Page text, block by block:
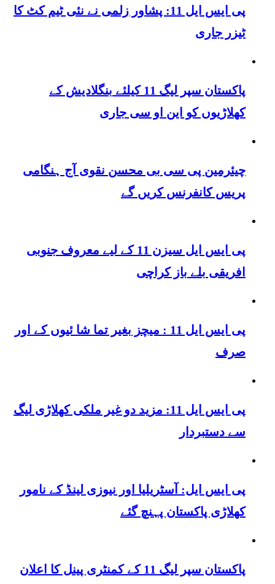
پی ایس ایل 11: پشاور زلمی نے نئی ٹیم کٹ کا
ٹیزر جاری
پاکستان سپر لیگ 11 کیلئے بنگلادیش کے
کھلاڑیوں کو این او سی جاری
چیئرمین پی سی بی محسن نقوی آج ہنگامی
پریس کانفرنس کریں گے
پی ایس ایل سیزن 11 کے لیے معروف جنوبی
افریقی بلے باز کراچی
پی ایس ایل 11 : میچز بغیر تما شا ئیوں کے اور
صرف
پی ایس ایل 11: مزید دو غیر ملکی کھلاڑی لیگ
سے دستبردار
پی ایس ایل: آسٹریلیا اور نیوزی لینڈ کے نامور
کھلاڑی پاکستان پہنچ گئے
پاکستان سپر لیگ 11 کے کمنٹری پینل کا اعلان